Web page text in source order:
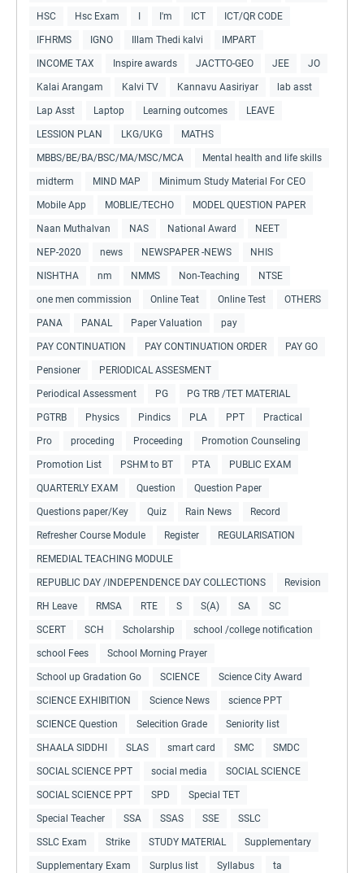
HSC Hsc Exam I'm ICT ICT/QR CODE
IFHRMS IGNO Illam Thedi kalvi IMPART
INCOME TAX Inspire awards JACTTO-GEO JEE JO
Kalai Arangam Kalvi TV Kannavu Aasiriyar lab asst
Lap Asst Laptop Learning outcomes LEAVE
LESSION PLAN LKG/UKG MATHS
MBBS/BE/BA/BSC/MA/MSC/MCA Mental health and life skills
midterm MIND MAP Minimum Study Material For CEO
Mobile App MOBLIE/TECHO MODEL QUESTION PAPER
Naan Muthalvan NAS National Award NEET
NEP-2020 news NEWSPAPER -NEWS NHIS
NISHTHA nm NMMS Non-Teaching NTSE
one men commission Online Teat Online Test OTHERS
PANA PANAL Paper Valuation pay
PAY CONTINUATION PAY CONTINUATION ORDER PAY GO
Pensioner PERIODICAL ASSESMENT
Periodical Assessment PG PG TRB /TET MATERIAL
PGTRB Physics Pindics PLA PPT Practical
Pro proceding Proceeding Promotion Counseling
Promotion List PSHM to BT PTA PUBLIC EXAM
QUARTERLY EXAM Question Question Paper
Questions paper/Key Quiz Rain News Record
Refresher Course Module Register REGULARISATION
REMEDIAL TEACHING MODULE
REPUBLIC DAY /INDEPENDENCE DAY COLLECTIONS Revision
RH Leave RMSA RTE S S(A) SA SC
SCERT SCH Scholarship school /college notification
school Fees School Morning Prayer
School up Gradation Go SCIENCE Science City Award
SCIENCE EXHIBITION Science News science PPT
SCIENCE Question Selecition Grade Seniority list
SHAALA SIDDHI SLAS smart card SMC SMDC
SOCIAL SCIENCE PPT social media SOCIAL SCIENCE
SOCIAL SCIENCE PPT SPD Special TET
Special Teacher SSA SSAS SSE SSLC
SSLC Exam Strike STUDY MATERIAL Supplementary
Supplementary Exam Surplus list Syllabus ta